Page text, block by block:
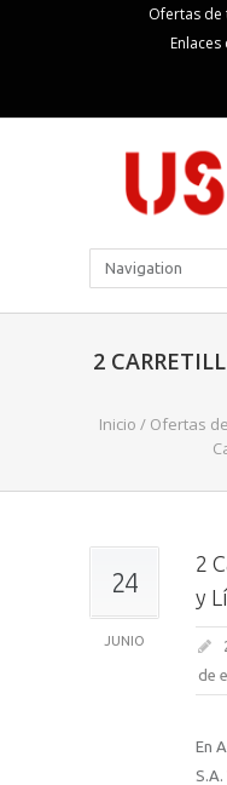
Ofertas
2
Inicio / Ofertas
24
JUNIO
2
y
de
En
S.A.